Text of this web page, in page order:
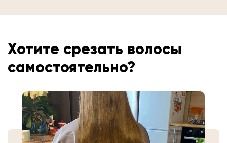
Хотите срезать волосы
самостоятельно?